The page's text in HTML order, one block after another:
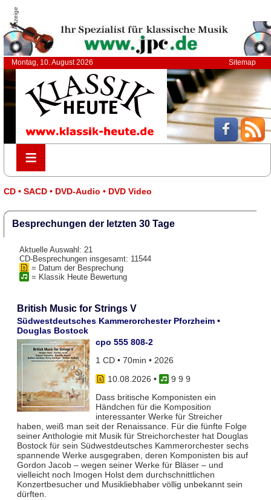
Anzeige
Montag, 10. August 2026 Sitemap
≡
≡
CD • SACD • DVD-Audio • DVD Video
Besprechungen der letzten 30 Tage
Aktuelle Auswahl: 21
CD-Besprechungen insgesamt: 11544
= Datum der Besprechung
= Klassik Heute Bewertung
British Music for Strings V
Südwestdeutsches Kammerorchester Pforzheim •
Douglas Bostock
cpo 555 808-2
1 CD • 70min • 2026
10.08.2026 •
9 9 9
Dass britische Komponisten ein
Händchen für die Komposition
interessanter Werke für Streicher
haben, weiß man seit der Renaissance. Für die fünfte Folge
seiner Anthologie mit Musik für Streichorchester hat Douglas
Bostock für sein Südwestdeutsches Kammerorchester sechs
spannende Werke ausgegraben, deren Komponisten bis auf
Gordon Jacob – wegen seiner Werke für Bläser – und
vielleicht noch Imogen Holst dem durchschnittlichen
Konzertbesucher und Musikliebhaber völlig unbekannt sein
dürften.